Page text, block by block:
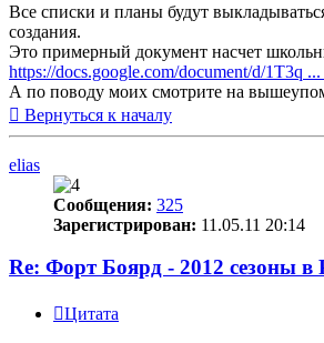
Все списки и планы будут
создания.
Это примерный документ насчет
https://docs.google.com/document/d/1T3q ...
А по поводу моих смотрите на
Вернуться к началу
elias
Сообщения: 325
Зарегистрирован: 11.05.11 20:14
Re: Форт Боярд - 2012 сезоны в
Цитата